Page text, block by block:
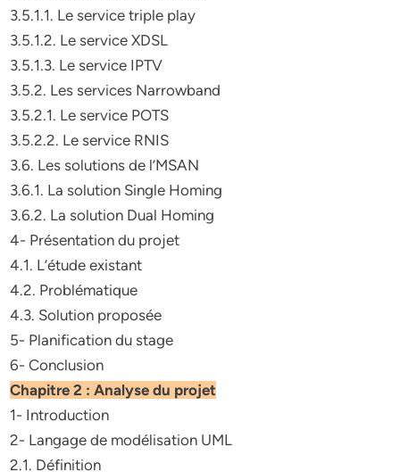
3.5.1.1. Le service triple play
3.5.1.2. Le service XDSL
3.5.1.3. Le service IPTV
3.5.2. Les services Narrowband
3.5.2.1. Le service POTS
3.5.2.2. Le service RNIS
3.6. Les solutions de l’MSAN
3.6.1. La solution Single Homing
3.6.2. La solution Dual Homing
4- Présentation du projet
4.1. L’étude existant
4.2. Problématique
4.3. Solution proposée
5- Planification du stage
6- Conclusion
Chapitre 2 : Analyse du projet
1- Introduction
2- Langage de modélisation UML
2.1. Définition